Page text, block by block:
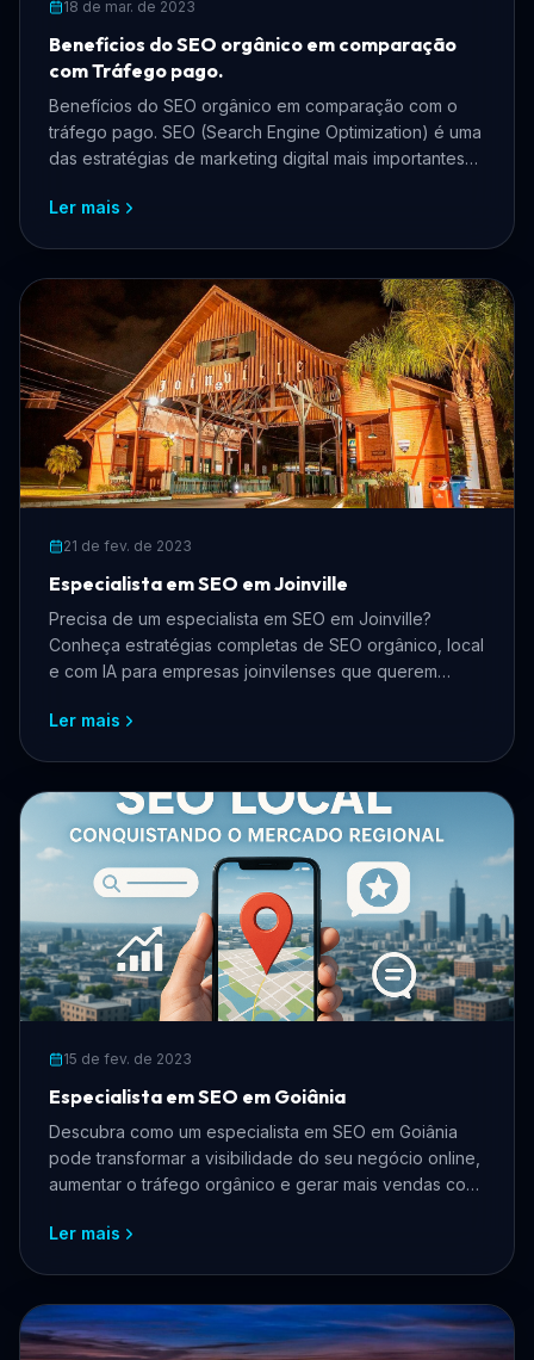
18 de mar. de 2023
Benefícios do SEO orgânico em comparação
com Tráfego pago.
Benefícios do SEO orgânico em comparação com o
tráfego pago. SEO (Search Engine Optimization) é uma
das estratégias de marketing digital mais importantes
Ler mais
21 de fev. de 2023
Especialista em SEO em Joinville
Precisa de um especialista em SEO em Joinville?
Conheça estratégias completas de SEO orgânico, local
e com IA para empresas joinvilenses que querem
buscadores.
Ler mais
15 de fev. de 2023
Especialista em SEO em Goiânia
Descubra como um especialista em SEO em Goiânia
pode transformar a visibilidade do seu negócio online,
aumentar o tráfego orgânico e gerar mais vendas com
Ler mais